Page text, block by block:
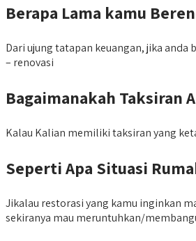
Berapa Lama kamu
Dari ujung tatapan keuangan, jika
– renovasi
Bagaimanakah Taksiran
Kalau Kalian memiliki taksiran yang
Seperti Apa Situasi
Jikalau restorasi yang kamu inginkan
sekiranya mau meruntuhkan/